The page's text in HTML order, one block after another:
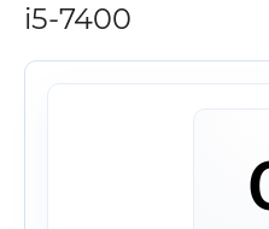
i5-7400